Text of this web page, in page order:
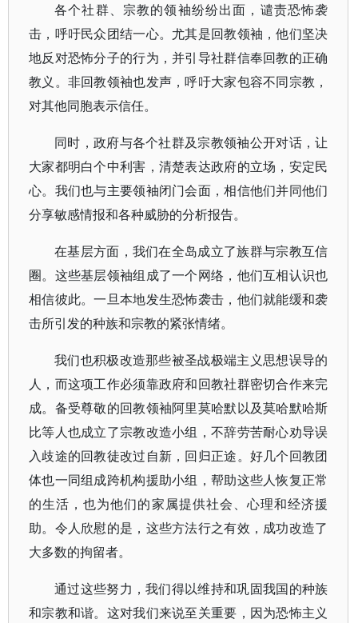
各个社群、宗教的领袖纷纷出面，谴责恐怖袭
击，呼吁民众团结一心。尤其是回教领袖，他们坚决
地反对恐怖分子的行为，并引导社群信奉回教的正确
教义。非回教领袖也发声，呼吁大家包容不同宗教，
对其他同胞表示信任。
同时，政府与各个社群及宗教领袖公开对话，让
大家都明白个中利害，清楚表达政府的立场，安定民
心。我们也与主要领袖闭门会面，相信他们并同他们
分享敏感情报和各种威胁的分析报告。
在基层方面，我们在全岛成立了族群与宗教互信
圈。这些基层领袖组成了一个网络，他们互相认识也
相信彼此。一旦本地发生恐怖袭击，他们就能缓和袭
击所引发的种族和宗教的紧张情绪。
我们也积极改造那些被圣战极端主义思想误导的
人，而这项工作必须靠政府和回教社群密切合作来完
成。备受尊敬的回教领袖阿里莫哈默以及莫哈默哈斯
比等人也成立了宗教改造小组，不辞劳苦耐心劝导误
入歧途的回教徒改过自新，回归正途。好几个回教团
体也一同组成跨机构援助小组，帮助这些人恢复正常
的生活，也为他们的家属提供社会、心理和经济援
助。令人欣慰的是，这些方法行之有效，成功改造了
大多数的拘留者。
通过这些努力，我们得以维持和巩固我国的种族
和宗教和谐。这对我们来说至关重要，因为恐怖主义